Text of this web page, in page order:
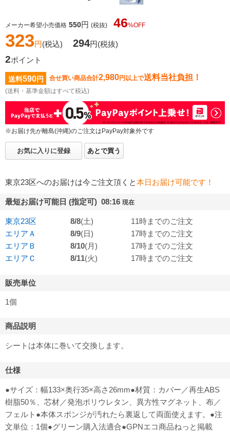
メーカー希望小売価格 550円 (税抜) 46%OFF
323円(税込) 294円(税抜)
2ポイント
送料590円 合せ買い商品合計2,980円以上で送料当社負担！
(送料・基準金額はすべて税込)
※お届け先が離島(沖縄)のご注文はPayPay対象外です
お気に入りに登録 あとで買う
東京23区へのお届けは今ご注文頂くと本日お届け可能です！
最短お届け可能日 (指定可) 08:16 現在
東京23区 8/8(土)
11時までのご注文
エリアＡ
8/9(日)
17時までのご注文
エリアＢ
8/10(月)
17時までのご注文
エリアＣ
8/11(火) 17時までのご注文
販売単位
1個
商品説明
シートは本体に巻いて交換します。
仕様
●サイズ：幅133×奥行35×高さ26mm●材質：カバー／再生ABS
樹脂50％、芯材／発泡ポリウレタン、異方性マグネット、布／
フェルト●本体スポンジが汚れたら裏返して両面使えます。●注
文単位：1個●グリーン購入法適合●GPNエコ商品ねっと掲載